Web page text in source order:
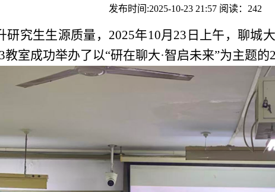
发布时间:2025-10-23 21:57 阅读： 242
研究生生源质量，2025年10月23日上午，聊城
室成功举办了以“研在聊大·智启未来”为主题的